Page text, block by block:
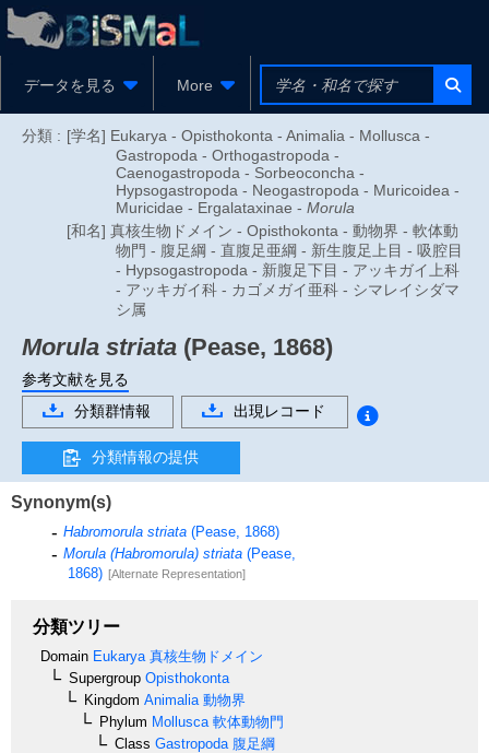
データを見る More
分類 : [学名] Eukarya - Opisthokonta - Animalia - Mollusca -
Gastropoda - Orthogastropoda -
Caenogastropoda - Sorbeoconcha -
Hypsogastropoda - Neogastropoda - Muricoidea -
Muricidae - Ergalataxinae - Morula
[和名] 真核生物ドメイン - Opisthokonta - 動物界 - 軟体動
物門 - 腹足綱 - 直腹足亜綱 - 新生腹足上目 - 吸腔目
- Hypsogastropoda - 新腹足下目 - アッキガイ上科
- アッキガイ科 - カゴメガイ亜科 - シマレイシダマ
シ属
Morula striata (Pease, 1868)
参考文献を見る
分類群情報
出現レコード
分類情報の提供
Synonym(s)
Habromorula striata (Pease, 1868)
Morula (Habromorula) striata (Pease,
1868) [Alternate Representation]
分類ツリー
Domain Eukarya 真核生物ドメイン
Supergroup Opisthokonta
Kingdom Animalia 動物界
Phylum Mollusca 軟体動物門
Class Gastropoda 腹足綱